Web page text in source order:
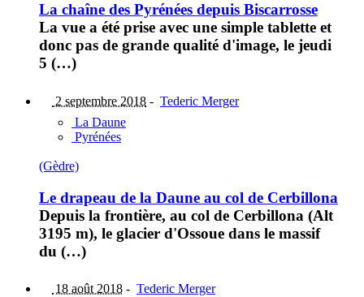
La chaîne des Pyrénées depuis Biscarrosse
La vue a été prise avec une simple tablette et
donc pas de grande qualité d'image, le jeudi
5 (…)
2 septembre 2018 - Tederic Merger
La Daune
Pyrénées
(Gèdre)
Le drapeau de la Daune au col de Cerbillona
Depuis la frontière, au col de Cerbillona (Alt
3195 m), le glacier d'Ossoue dans le massif
du (…)
18 août 2018 - Tederic Merger